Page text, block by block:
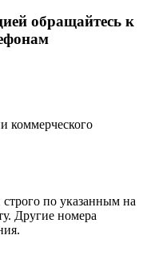
обращайтесь к
по указанным на
Другие номера